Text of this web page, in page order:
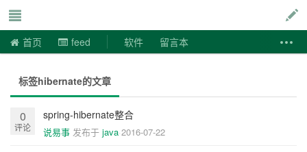
首页 feed 软件 留言本
标签hibernate的文章
0
评论
spring-hibernate整合
说易事 发布于 java 2016-07-22